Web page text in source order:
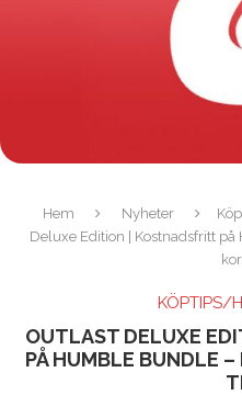
Hem Nyheter
Deluxe Edition | Kostnadsfritt
KÖPTIPS/
OUTLAST DELUXE
PÅ HUMBLE BUNDLE –